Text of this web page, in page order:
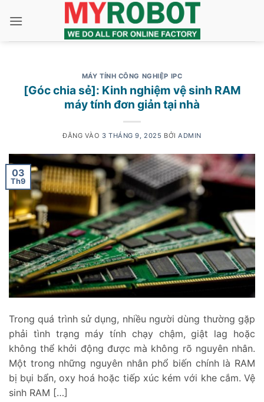
qua
MÁY TÍNH CÔNG NGHIỆP IPC
[Góc chia sẻ]: Kinh nghiệm vệ sinh RAM
máy tính đơn giản tại nhà
ĐĂNG VÀO 3 THÁNG 9, 2025 BỞIADMIN
03
Th9
Trong quá trình sử dụng, nhiều người dùng thường gặp
phải tình trạng máy tính chạy chậm, giật lag hoặc
không thể khởi động được mà không rõ nguyên nhân.
Một trong những nguyên nhân phổ biến chính là RAM
bị bụi bẩn, oxy hoá hoặc tiếp xúc kém với khe cắm. Vệ
sinh RAM […]